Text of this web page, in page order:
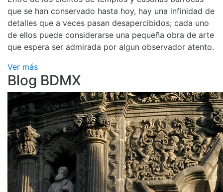
que se han conservado hasta hoy, hay una infinidad de
detalles que a veces pasan desapercibidos; cada uno
de ellos puede considerarse una pequeña obra de arte
que espera ser admirada por algun observador atento.
Ver más
Blog BDMX